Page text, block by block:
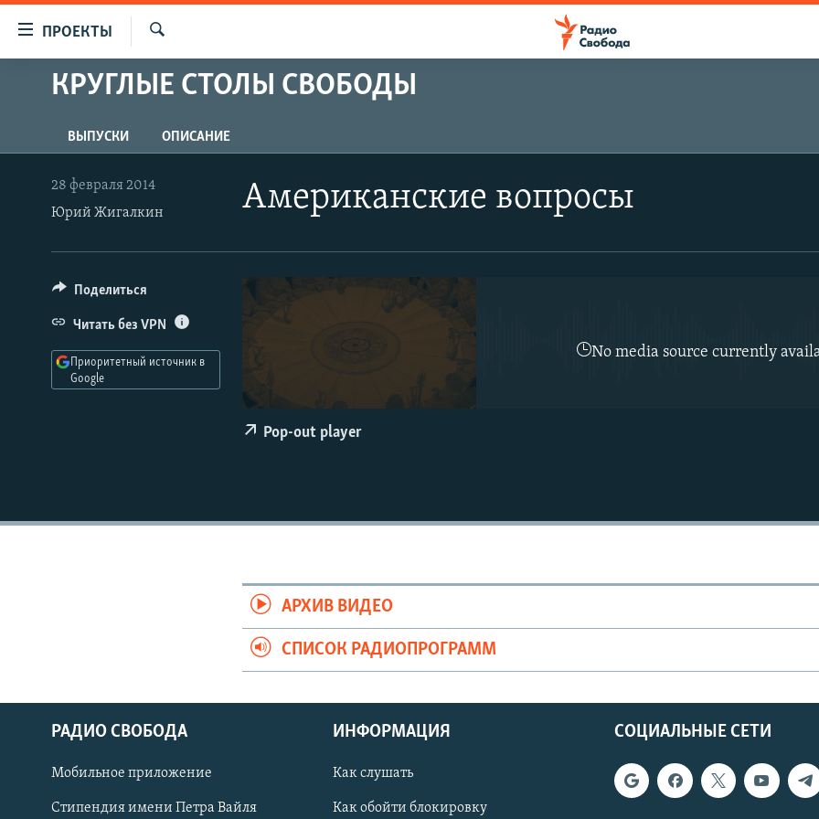
упрощенного
Вернуться
к
основному
содержанию
Вернутся
навигации
Вернутся
ПРОЕКТЫ
ПРОГРАММЫ
АВТОРСКИЕ ПРОЕКТЫ
ЦИТАТЫ СВОБОДЫ
МНЕНИЯ
КУЛЬТУРА
IDEL.РЕАЛИИ
КАВКАЗ.РЕАЛИИ
СЕВЕР.РЕАЛИИ
СИБИРЬ.РЕАЛИИ
СОЦИАЛЬНЫЕ СЕТИ
КРУГЛЫЕ СТОЛЫ СВОБОДЫ
Подписаться
ВЫПУСКИ ОПИСАНИЕ
Американские вопросы
28 февраля 2014
Юрий Жигалкин
No media source currently
Pop-out player
Поделиться
Читать без VPN
Приоритетный источник в
Google
АРХИВ ВИДЕО
СПИСОК РАДИОПРОГРАММ
СОЦИАЛЬНЫЕ СЕТИ
РАДИО СВОБОДА
Мобильное приложение
Стипендия имени Петра Вайля
ИНФОРМАЦИЯ
Как слушать
Как обойти блокировку